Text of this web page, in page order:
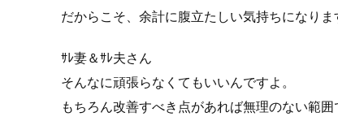
だからこそ、余計に腹立たしい気持ちになりま
ｻﾚ妻＆ｻﾚ夫さん
そんなに頑張らなくてもいいんですよ。
もちろん改善すべき点があれば無理のない範囲